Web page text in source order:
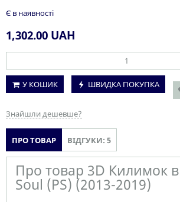
Є в наявності
1,302.00 UAH
У КОШИК
ШВИДКА ПОКУПКА
Знайшли дешевше?
ПРО ТОВАР ВІДГУКИ: 5
Про товар 3D Килимок
Soul (PS) (2013-2019)